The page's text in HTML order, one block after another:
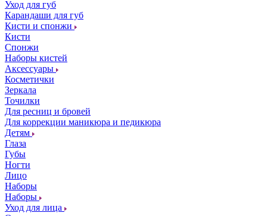
Уход для губ
Карандаши для губ
Кисти и спонжи
Кисти
Спонжи
Наборы кистей
Аксессуары
Косметички
Зеркала
Точилки
Для ресниц и бровей
Для коррекции маникюра и педикюра
Детям
Глаза
Губы
Ногти
Лицо
Наборы
Наборы
Уход для лица